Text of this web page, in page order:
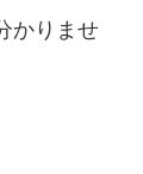
かりませ